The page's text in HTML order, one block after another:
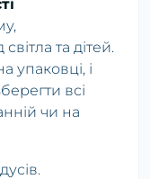
та дітей.
упаковці, і
всі
чи на